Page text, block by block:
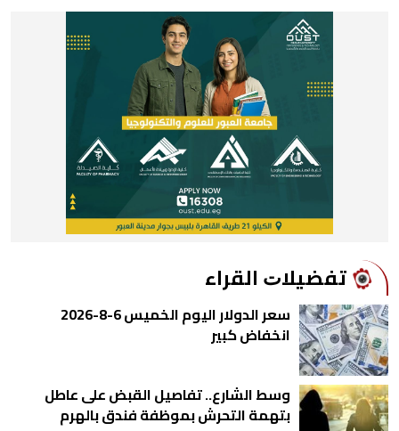
ﺗﻔﻀﻴﻼﺕ اﻟﻘﺮاء
سعر الدولار اليوم الخميس 6-8-2026
انخفاض كبير
وسط الشارع.. تفاصيل القبض على عاطل
بتهمة التحرش بموظفة فندق بالهرم